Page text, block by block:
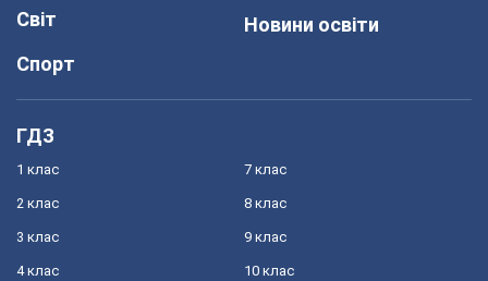
Світ
Спорт
Новини освіти
ГДЗ
1 клас
2 клас
3 клас
4 клас
7 клас
8 клас
9 клас
10 клас